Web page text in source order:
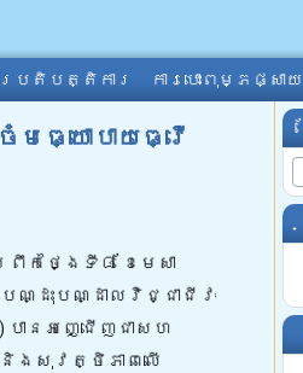
រតិបត្តិការ ការបោះពុម្ភផ្សាយ
ធ្យោបាយធ្វើ
ថ្ងៃទី៨ ខែមេសា
ដុះបណ្ដាលវិជ្ជាជីវៈ
ានអញ្ជើញជាសហ
ងសុវត្ថិភាពលើ